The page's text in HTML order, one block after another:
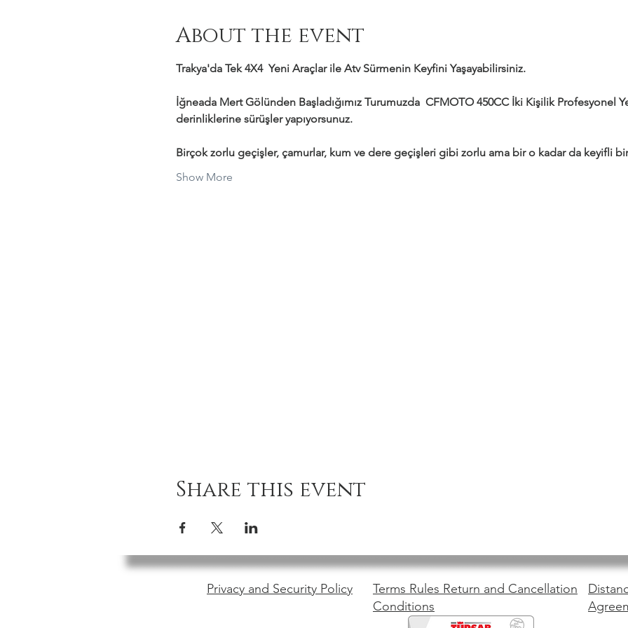
About the event
Trakya'da Tek 4X4  Yeni Araçlar ile Atv Sürmenin Keyfini Yaşayabilirsiniz.
İğneada Mert Gölünden Başladığımız Turumuzda  CFMOTO 450CC İki Kişilik Profesyonel
derinliklerine sürüşler yapıyorsunuz.
Birçok zorlu geçişler, çamurlar, kum ve dere geçişleri gibi zorlu ama bir o kadar da keyifli
Show More
Share this event
Privacy and Security Policy
Terms Rules Return and Cancellation
Conditions